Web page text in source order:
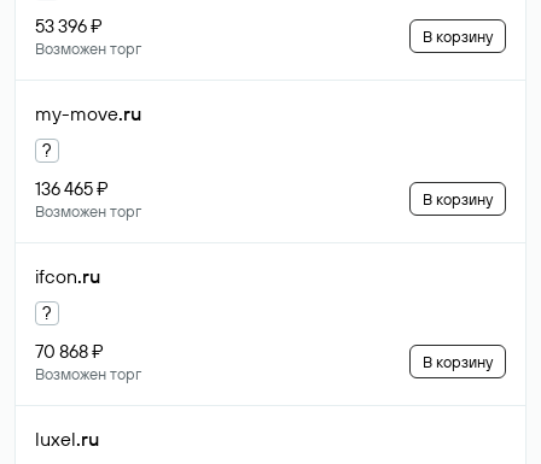
53 396 ₽
Возможен торг
В корзину
my-move.ru
?
136 465 ₽
Возможен торг
В корзину
ifcon.ru
?
70 868 ₽
Возможен торг
В корзину
luxel.ru